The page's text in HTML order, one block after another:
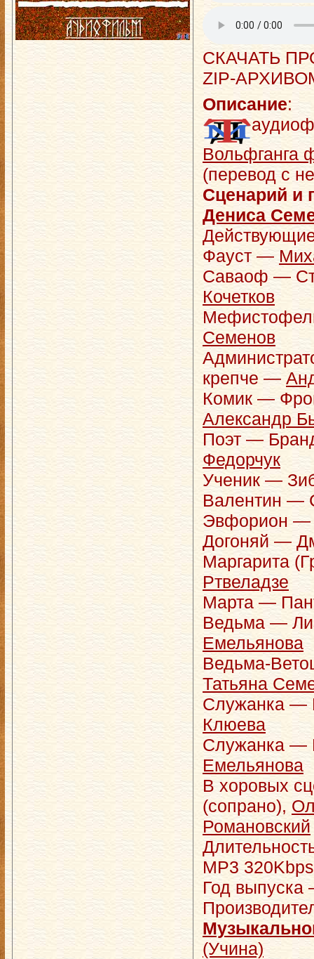
СКАЧАТЬ
ZIP-
Описание:
Вольфганга
(перевод с
Сценарий и
Дениса
Фауст —
Саваоф —
Кочетков
Семенов
крепче —
Комик —
Александр
Поэт —
Федорчук
Ученик —
Валентин —
Эвфорион
Догоняй —
Маргарита
Ртвеладзе
Марта —
Ведьма —
Емельянова
Ведьма-
Татьяна
Служанка —
Клюева
Служанка —
Емельянова
В хоровых
(сопрано),
Романовский
MP3
Год выпуска
(Учина)